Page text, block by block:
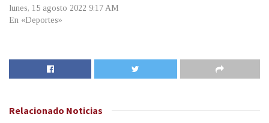
lunes, 15 agosto 2022 9:17 AM
En «Deportes»
Relacionado Noticias